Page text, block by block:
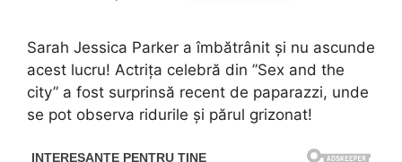
Sarah Jessica Parker a îmbătrânit și nu ascunde
acest lucru! Actrița celebră din ”Sex and the
city” a fost surprinsă recent de paparazzi, unde
se pot observa ridurile și părul grizonat!